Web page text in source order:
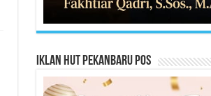
Iklan HUT Pekanbaru Pos